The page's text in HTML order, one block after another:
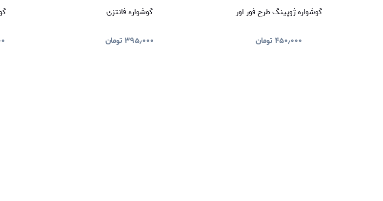
گوشواره ژوپینگ طرح فور اور
۴۵۰٫۰۰۰ تومان
گوشواره فانتزی
۳۹۵٫۰۰۰ تومان